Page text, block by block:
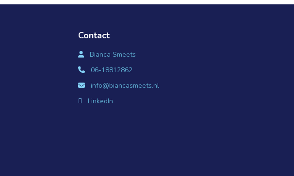
Contact
Bianca Smeets
06-18812862
info@biancasmeets.nl
LinkedIn